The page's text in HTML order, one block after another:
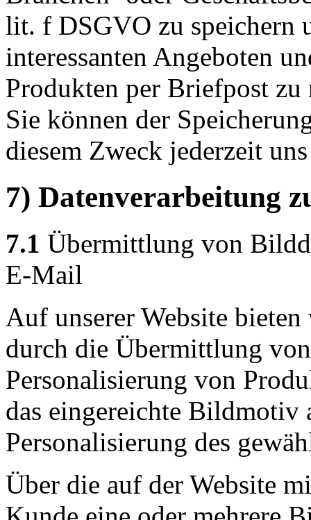
lit. f DSGVO zu speichern
interessanten Angeboten
Produkten per Briefpost zu
Sie können der
diesem Zweck jederzeit
7) Datenverarbeitung
7.1 Übermittlung von
E-Mail
Auf unserer Website
durch die Übermittlung
Personalisierung von
das eingereichte Bildmotiv
Personalisierung des
Über die auf der Website